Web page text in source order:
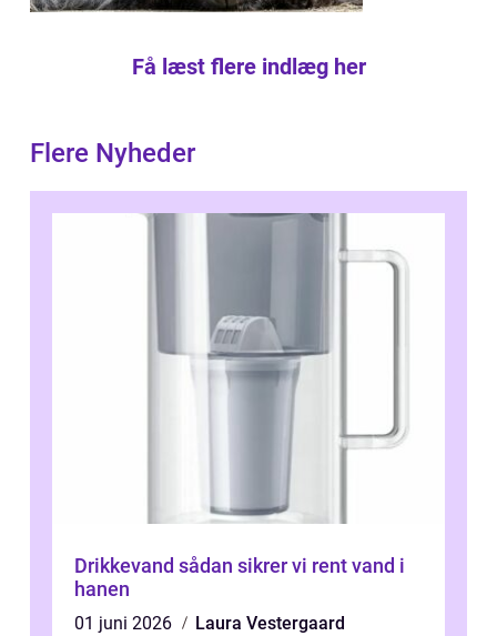
Få læst flere indlæg her
Flere Nyheder
Drikkevand sådan sikrer vi rent vand i
hanen
01 juni 2026
Laura Vestergaard